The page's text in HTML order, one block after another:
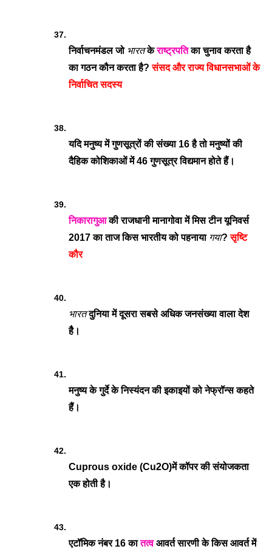
निर्वाचनमंडल जो भारत के राष्ट्रपति का चुनाव करता है
का गठन कौन करता है? संसद और राज्य विधानसभाओं के
निर्वाचित सदस्य
यदि मनुष्य में गुणसूत्रों की संख्या 16 है तो मनुष्यों की
दैहिक कोशिकाओं में 46 गुणसूत्र विद्यमान होते हैं।
निकारागुआ की राजधानी मानागोवा में मिस टीन यूनिवर्स
2017 का ताज किस भारतीय को पहनाया गया? सृष्टि
कौर
भारत दुनिया में दूसरा सबसे अधिक जनसंख्या वाला देश
हैै।
मनुष्य के गुर्दे के निस्यंदन की इकाइयों को नेफ्रॉन्स कहते
हैं।
Cuprous oxide (Cu2O)में कॉपर की संयोजकता
एक होती है।
एटॉमिक नंबर 16 का तत्व आवर्त सारणी के किस आवर्त में